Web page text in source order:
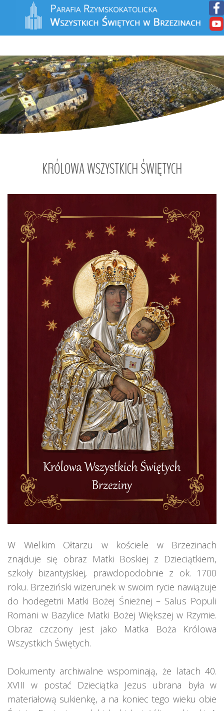
KRÓLOWAWSZYSTKICHŚWIĘTYCH
W Wielkim Ołtarzu w kościele w Brzezinach
znajduje się obraz Matki Boskiej z Dzieciątkiem,
szkoły bizantyjskiej, prawdopodobnie z ok. 1700
roku. Brzeziński wizerunek w swoim rycie nawiązuje
do hodegetrii Matki Bożej Śnieżnej – Salus Populi
Romani w Bazylice Matki Bożej Większej w Rzymie.
Obraz czczony jest jako Matka Boża Królowa
Wszystkich Świętych.
Dokumenty archiwalne wspominają, że latach 40.
XVIII w postać Dzieciątka Jezus ubrana była w
materiałową sukienkę, a na koniec tego wieku obie